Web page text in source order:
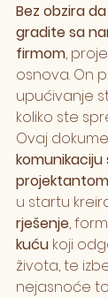
Bez obzira
gradite sa
firmom,
osnova. On
upućivanje
koliko ste
Ovaj
projektantom
u startu
rješenje,
kuću koji
života, te
nejasnoće